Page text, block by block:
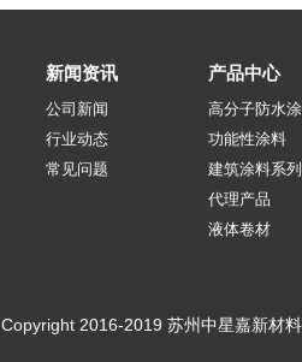
新闻资讯
公司新闻
行业动态
常见问题
产品中心
高分子防水
功能性涂料
建筑涂料系列
代理产品
液体卷材
Copyright 2016-2019 苏州中星嘉新材